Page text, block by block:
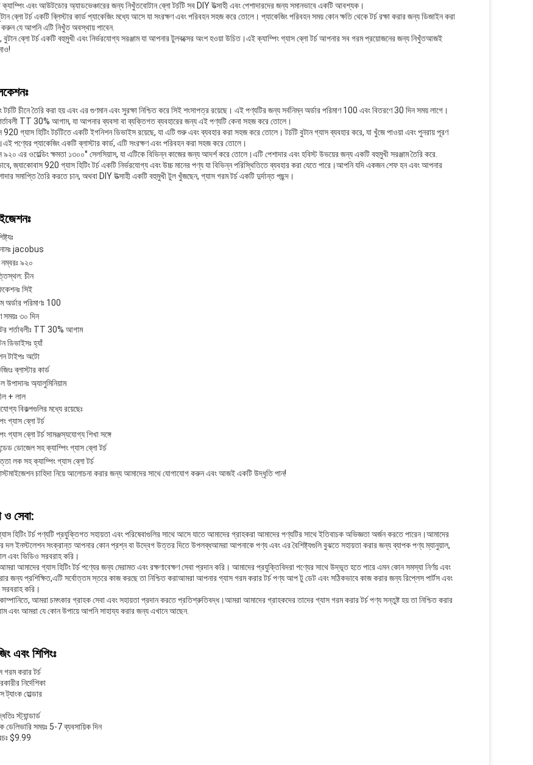
এবং আউটডোর অ্যাডভেঞ্চারের জন্য নিখুঁতবোটান ব্লো টর্চটি সব DIY উত্সাহী এবং পেশাদারদের জন্য সমানভাবে একটি আবশ্যক।
ব্লো টর্চ একটি ব্লিস্টার কার্ড প্যাকেজিং মধ্যে আসে যা সংরক্ষণ এবং পরিবহন সহজ করে তোলে। প্যাকেজিং পরিবহন সময় কোন ক্ষতি থেকে টর্চ রক্ষা করার জন্য ডিজাইন করা
করুন যে আপনি এটি নিখুঁত অবস্থায় পাবেন.
বুটান ব্লো টর্চ একটি বহুমুখী এবং নির্ভরযোগ্য সরঞ্জাম যা আপনার টুলবক্সের অংশ হওয়া উচিত।এই ক্যাম্পিং গ্যাস ব্লো টর্চ আপনার সব গরম প্রয়োজনের জন্য নিখুঁতআজই
টর্চটি চীনে তৈরি করা হয় এবং এর গুণমান এবং সুরক্ষা নিশ্চিত করে সিই শংসাপত্র রয়েছে। এই পণ্যটির জন্য সর্বনিম্ন অর্ডার পরিমাণ 100 এবং বিতরণে 30 দিন সময় লাগে।
শর্তাবলী TT 30% আগাম, যা আপনার ব্যবসা বা ব্যক্তিগত ব্যবহারের জন্য এই পণ্যটি কেনা সহজ করে তোলে।
920 গ্যাস হিটিং টর্চটিতে একটি ইগনিশন ডিভাইস রয়েছে, যা এটি শুরু এবং ব্যবহার করা সহজ করে তোলে। টর্চটি বুটান গ্যাস ব্যবহার করে, যা খুঁজে পাওয়া এবং পুনরায় পূরণ
পণ্যের প্যাকেজিং একটি ব্লাস্টার কার্ড, এটি সংরক্ষণ এবং পরিবহন করা সহজ করে তোলে।
৯২০ এর ওয়েল্ডিং ক্ষমতা ১৩০০° সেলসিয়াস, যা এটিকে বিভিন্ন কাজের জন্য আদর্শ করে তোলে।এটি পেশাদার এবং হবিস্ট উভয়ের জন্য একটি বহুমুখী সরঞ্জাম তৈরি করে.
জ্যাকোবাস 920 গ্যাস হিটিং টর্চ একটি নির্ভরযোগ্য এবং উচ্চ মানের পণ্য যা বিভিন্ন পরিস্থিতিতে ব্যবহার করা যেতে পারে।আপনি যদি একজন শেফ হন এবং আপনার
সমাপ্তি তৈরি করতে চান, অথবা DIY উত্সাহী একটি বহুমুখী টুল খুঁজছেন, গ্যাস গরম টর্চ একটি দুর্দান্ত পছন্দ।
নামঃ jacobus
৯২০
চীন
সিই
অর্ডার পরিমাণঃ 100
সময়ঃ ৩০ দিন
শর্তাবলীঃ TT 30% আগাম
ডিভাইসঃ হ্যাঁ
টাইপঃ অটো
ব্লাস্টার কার্ড
উপাদানঃ অ্যালুমিনিয়াম
+ লাল
বিকল্পগুলির মধ্যে রয়েছেঃ
গ্যাস ব্লো টর্চ
গ্যাস ব্লো টর্চ সামঞ্জস্যযোগ্য শিখা সঙ্গে
ডোজেল সহ ক্যাম্পিং গ্যাস ব্লো টর্চ
লক সহ ক্যাম্পিং গ্যাস ব্লো টর্চ
চাহিদা নিয়ে আলোচনা করার জন্য আমাদের সাথে যোগাযোগ করুন এবং আজই একটি উদ্ধৃতি পান!
ও সেবা:
হিটিং টর্চ পণ্যটি প্রযুক্তিগত সহায়তা এবং পরিষেবাগুলির সাথে আসে যাতে আমাদের গ্রাহকরা আমাদের পণ্যটির সাথে ইতিবাচক অভিজ্ঞতা অর্জন করতে পারেন।আমাদের
দল ইনস্টলেশন সংক্রান্ত আপনার কোন প্রশ্ন বা উদ্বেগ উত্তর দিতে উপলব্ধআমরা আপনাকে পণ্য এবং এর বৈশিষ্ট্যগুলি বুঝতে সহায়তা করার জন্য ব্যাপক পণ্য ম্যানুয়াল,
এবং ভিডিও সরবরাহ করি।
আমাদের গ্যাস হিটিং টর্চ পণ্যের জন্য মেরামত এবং রক্ষণাবেক্ষণ সেবা প্রদান করি। আমাদের প্রযুক্তিবিদরা পণ্যের সাথে উদ্ভূত হতে পারে এমন কোন সমস্যা নির্ণয় এবং
জন্য প্রশিক্ষিত,এটি সর্বোত্তম স্তরে কাজ করছে তা নিশ্চিত করাআমরা আপনার গ্যাস গরম করার টর্চ পণ্য আপ টু ডেট এবং সঠিকভাবে কাজ করার জন্য রিপ্লেস পার্টস এবং
সরবরাহ করি।
আমরা চমৎকার গ্রাহক সেবা এবং সহায়তা প্রদান করতে প্রতিশ্রুতিবদ্ধ।আমরা আমাদের গ্রাহকদের তাদের গ্যাস গরম করার টর্চ পণ্য সন্তুষ্ট হয় তা নিশ্চিত করার
এবং আমরা যে কোন উপায়ে আপনি সাহায্য করার জন্য এখানে আছেন.
এবং শিপিংঃ
গরম করার টর্চ
নির্দেশিকা
ট্যাংক হোল্ডার
স্ট্যান্ডার্ড
ডেলিভারি সময়ঃ 5-7 ব্যবসায়িক দিন
$9.99